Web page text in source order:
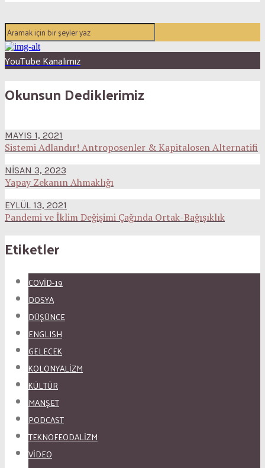
YouTube Kanalımız
Okunsun Dediklerimiz
MAYIS 1, 2021
Sistemi Adlandır! Antroposenler & Kapitalosen Alternatifi
NISAN 3, 2023
Yapay Zekanın Ahmaklığı
EYLÜL 13, 2021
Pandemi ve İklim Değişimi Çağında Ortak-Bağışıklık
Etiketler
COVID-19
DOSYA
DÜŞÜNCE
ENGLISH
GELECEK
KOLONYALİZM
KÜLTÜR
MANŞET
PODCAST
TEKNOFEODALİZM
VİDEO